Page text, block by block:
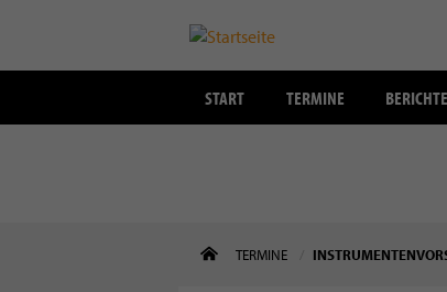
START TERMINE BERICHTE
TERMINE